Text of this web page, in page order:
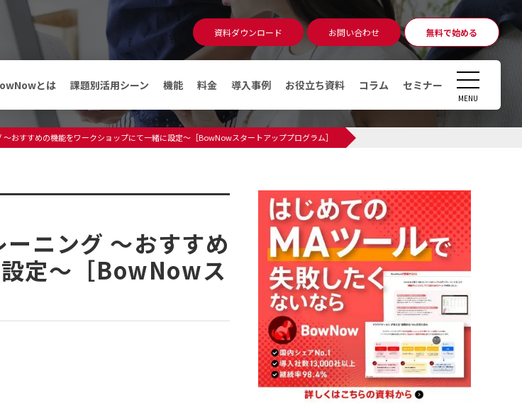
とは 課題別活用シーン 機能 料金 導入事例 お役立ち資料 コラム セミナー
資料ダウンロード お問い合わせ 無料で始める
MENU
資料ダウンロード 無料相談 アカウント発行
CLOSE
メディア
導入事例
コラム
デジタルマーケティングとは
デマンドジェネレーションとは
MAツール運用時のKPI・KGI
MAツールの導入費用っていくら
かかるの？
～おすすめの機能をワークショップにて一緒に設定～［BowNowスタートアッププログラム］
ニング ～おすすめ
定～［BowNowス